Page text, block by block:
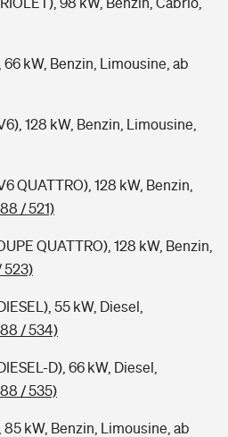
kW, Benzin, Limousine, ab
128 kW, Benzin, Limousine,
QUATTRO), 128 kW, Benzin,
/ 521)
QUATTRO), 128 kW, Benzin,
523)
55 kW, Diesel,
/ 534)
D), 66 kW, Diesel,
/ 535)
kW, Benzin, Limousine, ab